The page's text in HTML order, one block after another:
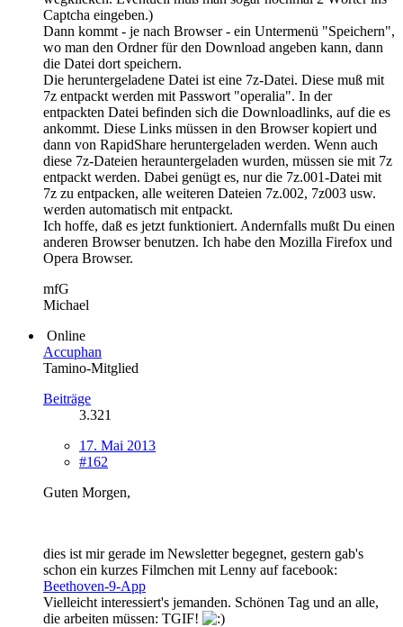
Captcha eingeben.)
Dann kommt - je nach Browser - ein Untermenü "Speichern",
wo man den Ordner für den Download angeben kann, dann
die Datei dort speichern.
Die heruntergeladene Datei ist eine 7z-Datei. Diese muß mit
7z entpackt werden mit Passwort "operalia". In der
entpackten Datei befinden sich die Downloadlinks, auf die es
ankommt. Diese Links müssen in den Browser kopiert und
dann von RapidShare heruntergeladen werden. Wenn auch
diese 7z-Dateien herauntergeladen wurden, müssen sie mit 7z
entpackt werden. Dabei genügt es, nur die 7z.001-Datei mit
7z zu entpacken, alle weiteren Dateien 7z.002, 7z003 usw.
werden automatisch mit entpackt.
Ich hoffe, daß es jetzt funktioniert. Andernfalls mußt Du einen
anderen Browser benutzen. Ich habe den Mozilla Firefox und
Opera Browser.
mfG
Michael
Online
Accuphan
Tamino-Mitglied
Beiträge
3.321
17. Mai 2013
#162
Guten Morgen,
dies ist mir gerade im Newsletter begegnet, gestern gab's
schon ein kurzes Filmchen mit Lenny auf facebook:
Beethoven-9-App
Vielleicht interessiert's jemanden. Schönen Tag und an alle,
die arbeiten müssen: TGIF!